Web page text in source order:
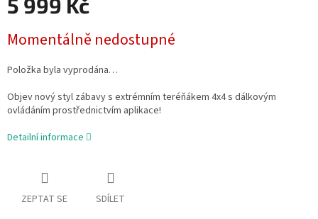
5 999 Kč
cena:
Momentálně nedostupné
Položka byla vyprodána…
Objev nový styl zábavy s extrémním teréňákem 4x4 s dálkovým
ovládáním prostřednictvím aplikace!
Detailní informace
ZEPTAT SE SDÍLET